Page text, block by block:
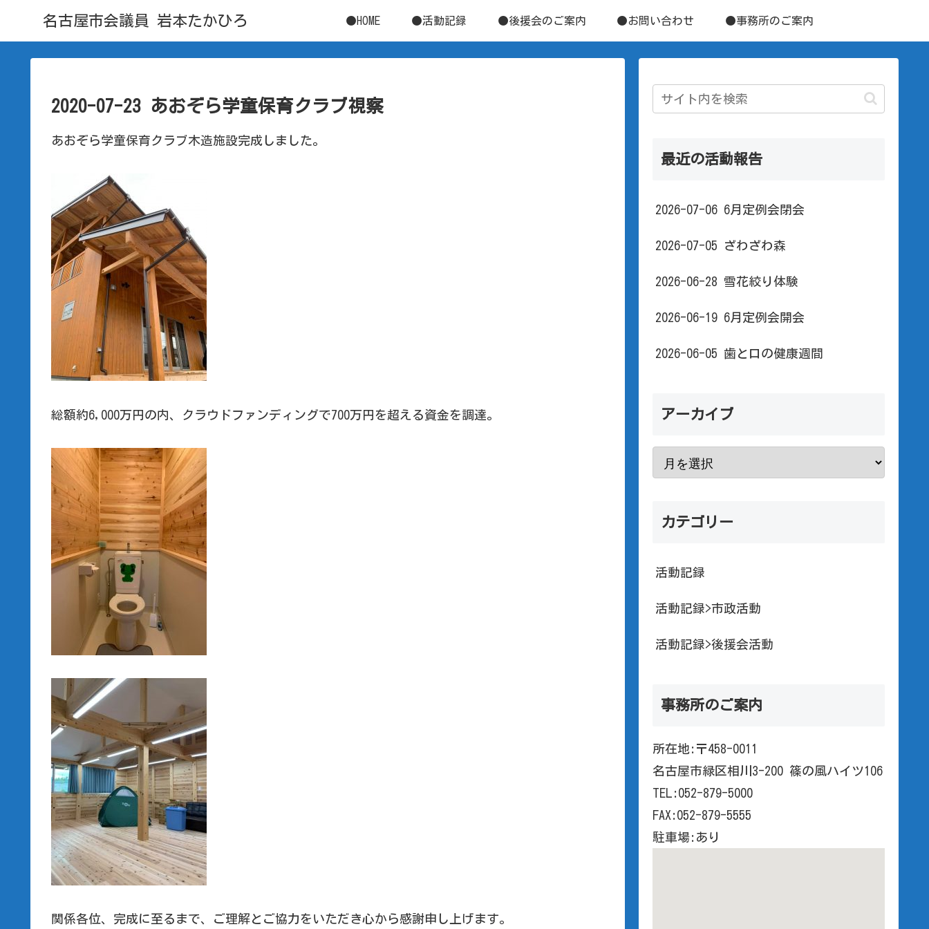
名古屋市会議員 岩本たかひろ ●HOME ●活動記録 ●後援会のご案内 ●お問い合わせ ●事務所のご案内
2020-07-23 あおぞら学童保育クラブ視察
あおぞら学童保育クラブ木造施設完成しました。
総額約6,000万円の内、クラウドファンディングで700万円を超える資金を調達。
関係各位、完成に至るまで、ご理解とご協力をいただき心から感謝申し上げます。
最近の活動報告
2026-07-06 6月定例会閉会
2026-07-05 ざわざわ森
2026-06-28 雪花絞り体験
2026-06-19 6月定例会開会
2026-06-05 歯と口の健康週間
アーカイブ
カテゴリー
活動記録
活動記録>市政活動
活動記録>後援会活動
事務所のご案内
所在地:〒458-0011
名古屋市緑区相川3-200 篠の風ハイツ106
TEL:052-879-5000
FAX:052-879-5555
駐車場:あり